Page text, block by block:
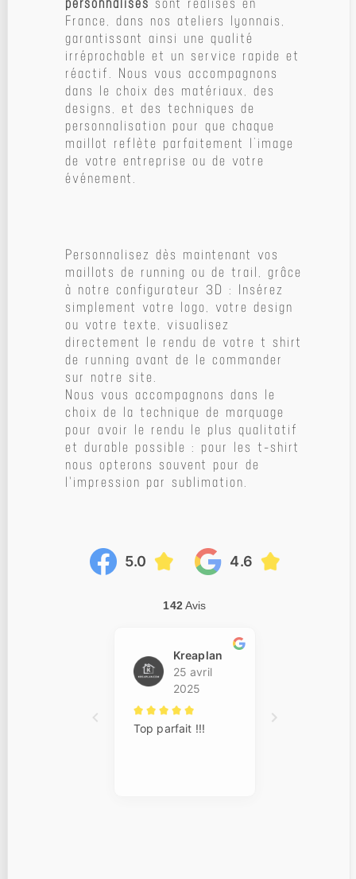
France, dans nos ateliers lyonnais,
garantissant ainsi une qualité
irréprochable et un service rapide et
réactif. Nous vous accompagnons
dans le choix des matériaux, des
designs, et des techniques de
personnalisation pour que chaque
maillot reflète parfaitement l’image
de votre entreprise ou de votre
événement.
Personnalisez dès maintenant vos
maillots de running ou de trail, grâce
à notre configurateur 3D : Insérez
simplement votre logo, votre design
ou votre texte, visualisez
directement le rendu de votre t shirt
de running avant de le commander
sur notre site.
Nous vous accompagnons dans le
choix de la technique de marquage
pour avoir le rendu le plus qualitatif
et durable possible : pour les t-shirt
nous opterons souvent pour de
l'impression par sublimation.